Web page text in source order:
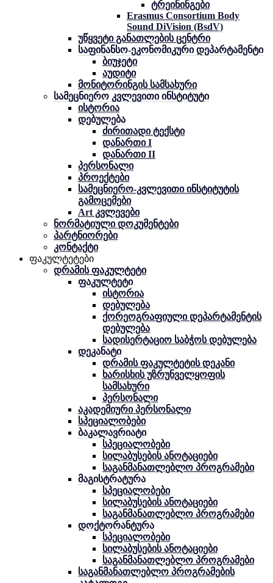
ტრეინინგები
Erasmus Consortium Body
Sound DiVision (BsdV)
უწყვეტი განათლების ცენტრი
საფინანსო-ეკონომიკური დეპარტამენტი
ბიუჯეტი
აუდიტი
მონიტორინგის სამსახური
სამეცნიერო კვლევითი ინსტიტუტი
ისტორია
დებულება
ძირითადი ტექსტი
დანართი I
დანართი II
პერსონალი
პროექტები
სამეცნიერო-კვლევითი ინსტიტუტის
გამოცემები
Art კვლევები
ნორმატიული დოკუმენტები
პარტნიორები
კონტაქტი
ფაკულტეტები
დრამის ფაკულტეტი
ფაკულტეტი
ისტორია
დებულება
ქორეოგრაფიული დეპარტამენტის
დებულება
სადისერტაციო საბჭოს დებულება
დეკანატი
დრამის ფაკულტეტის დეკანი
ხარისხის უზრუნველყოფის
სამსახური
პერსონალი
აკადემიური პერსონალი
სპეციალობები
ბაკალავრიატი
სპეციალობები
სილაბუსების ანოტაციები
საგანმანათლებლო პროგრამები
მაგისტრატურა
სპეციალობები
სილაბუსების ანოტაციები
საგანმანათლებლო პროგრამები
დოქტორანტურა
სპეციალობები
სილაბუსების ანოტაციები
საგანმანათლებლო პროგრამები
საგანმანათლებლო პროგრამების